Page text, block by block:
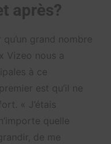
après?
grand nombre
Vizeo nous a
à ce
est qu’il ne
« J’étais
quelle
de me